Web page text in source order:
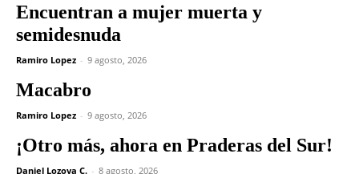
Encuentran a mujer muerta y
semidesnuda
Ramiro Lopez - 9 agosto, 2026
Macabro
Ramiro Lopez - 9 agosto, 2026
¡Otro más, ahora en Praderas del Sur!
Daniel Lozoya C. - 8 agosto, 2026